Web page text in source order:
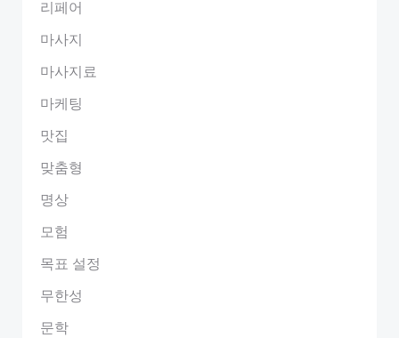
리페어
마사지
마사지료
마케팅
맛집
맞춤형
명상
모험
목표 설정
무한성
문학